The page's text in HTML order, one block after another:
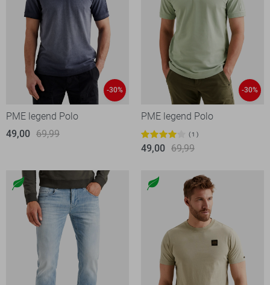
-30%
PME legend Polo
49,00 69,99
-30%
PME legend Polo
1
49,00 69,99